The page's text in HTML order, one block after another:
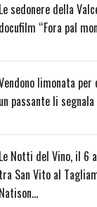
Le sedonere della
docufilm “Fora pal
limonata
un passante li segnala
Le Notti del Vino, il 6
tra San Vito al
Natison…